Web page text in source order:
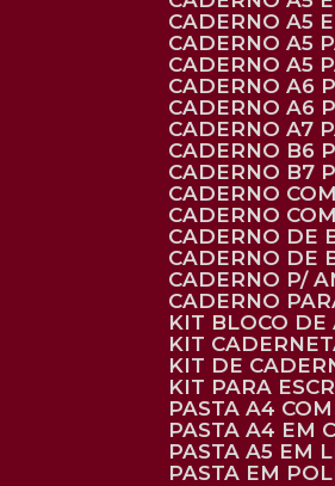
CADERNO A5
CADERNO A5
CADERNO A5
CADERNO A6
CADERNO A6
CADERNO A7
CADERNO B6
CADERNO B7
CADERNO
CADERNO
CADERNO DE
CADERNO DE
CADERNO P/
CADERNO
KIT BLOCO
KIT
KIT DE
KIT PARA
PASTA A4
PASTA A4 EM
PASTA A5 EM
PASTA EM